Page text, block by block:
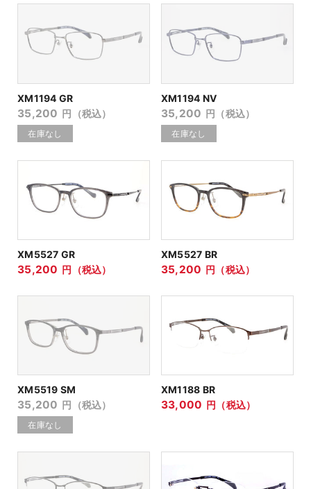
XM1194 GR
35,200 円（税込）
XM1194 NV
35,200 円（税込）
XM5527 GR
35,200 円（税込）
XM5527 BR
35,200 円（税込）
XM5519 SM
35,200 円（税込）
XM1188 BR
33,000 円（税込）